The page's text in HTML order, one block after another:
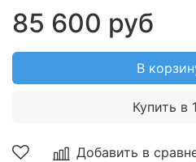
Добавить в
85 600 руб
В
Купить в